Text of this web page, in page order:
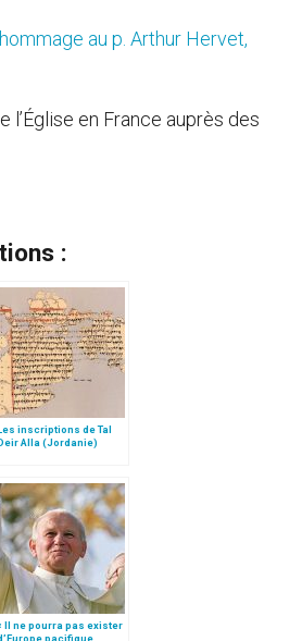
au p. Arthur Hervet,
l’Église en France auprès des
:
inscriptions de Tal
Alla (Jordanie)
Il ne pourra pas exister
pacifique